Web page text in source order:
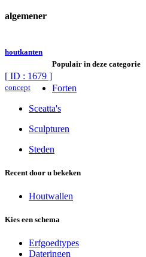
algemener
houtkanten
[ ID : 1679 ]
concept
Populair in deze categorie
Forten
Sceatta's
Sculpturen
Steden
Recent door u bekeken
Houtwallen
Kies een schema
Erfgoedtypes
Dateringen